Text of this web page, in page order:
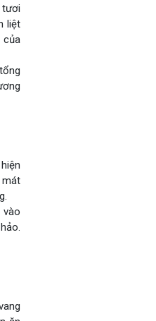
tươi
liệt
của
mát
vào